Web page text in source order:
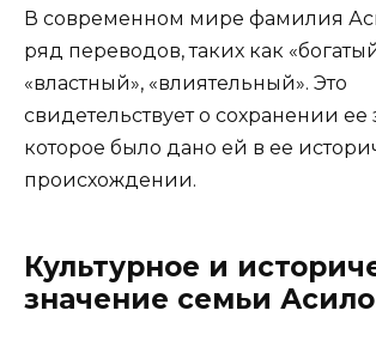
В современном мире фамилия
ряд переводов, таких как
«властный», «влиятельный». Это
свидетельствует о сохранении ее
которое было дано ей в ее
происхождении.
Культурное и
значение семьи